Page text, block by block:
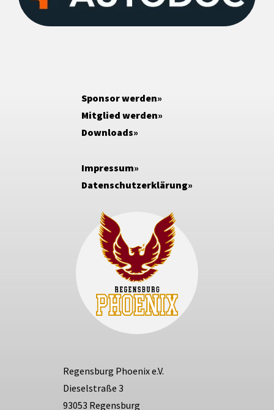
Regensburg Phoenix e.V.
Dieselstraße 3
93053 Regensburg
Sponsor werden
Mitglied werden
Downloads
Impressum
Datenschutzerklärung